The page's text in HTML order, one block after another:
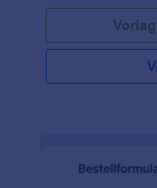
wird, ist PayPal. Sie
Zahlungstool durch
wie Stripe,
Das Zahlungstool
Produktoptionen zu